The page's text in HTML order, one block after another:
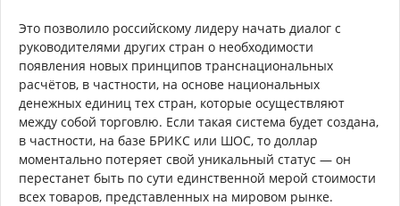
Это позволило российскому лидеру начать диалог с
руководителями других стран о необходимости
появления новых принципов транснациональных
расчётов, в частности, на основе национальных
денежных единиц тех стран, которые осуществляют
между собой торговлю. Если такая система будет создана,
в частности, на базе БРИКС или ШОС, то доллар
моментально потеряет свой уникальный статус — он
перестанет быть по сути единственной мерой стоимости
всех товаров, представленных на мировом рынке.